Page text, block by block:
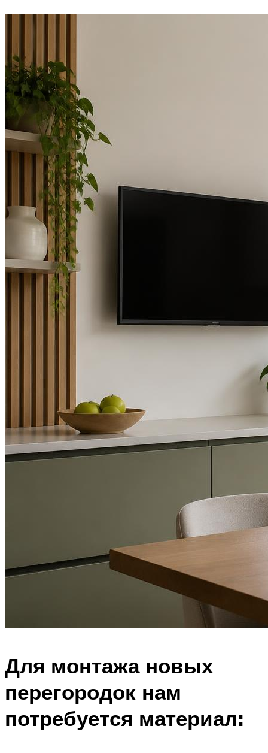
Для монтажа новых
перегородок нам
потребуется материал: